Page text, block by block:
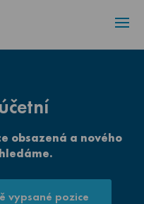
obsazená a nového
vypsané pozice